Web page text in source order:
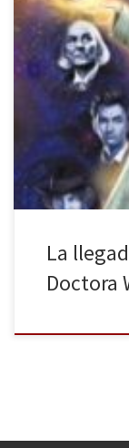
Fandogamia
decimotercera en
Doctor, escrito
vieja cabina azul
un Señor del
La
Doctora